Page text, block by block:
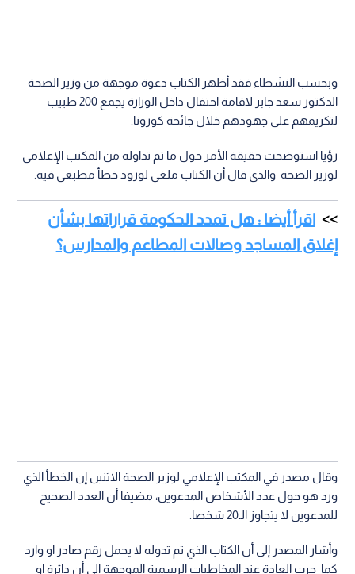
وبحسب النشطاء فقد أظهر الكتاب دعوة موجهة من وزير الصحة
الدكتور سعد جابر لاقامة احتفال داخل الوزارة يجمع 200 طبيب
لتكريمهم على جهودهم خلال جائحة كورونا.
رؤيا استوضحت حقيقة الأمر حول ما تم تداوله من المكتب الإعلامي
لوزير الصحة والذي قال أن الكتاب ملغي لورود خطأ مطبعي فيه.
اقرأ أيضا : هل تمدد الحكومة قراراتها بشأن
إغلاق المساجد وصالات المطاعم والمدارس؟
وقال مصدر في المكتب الإعلامي لوزير الصحة الاثنين إن الخطأ الذي
ورد هو حول عدد الأشخاص المدعوين، مضيفا أن العدد الصحيح
للمدعوين لا يتجاوز الـ20 شخصا.
وأشار المصدر إلى أن الكتاب الذي تم تدوله لا يحمل رقم صادر او وارد
كما جرت العادة عند المخاطبات الرسمية الموجهة إلى أن دائرة او